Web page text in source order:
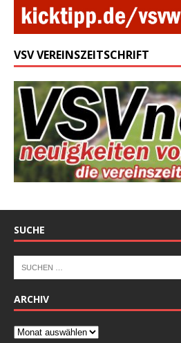
VSV VEREINSZEITSCHRIFT
SUCHE
ARCHIV